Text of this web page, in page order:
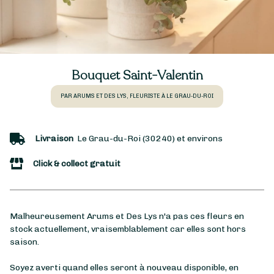
Bouquet Saint-Valentin
PAR ARUMS ET DES LYS, FLEURISTE À LE GRAU-DU-ROI
Livraison Le Grau-du-Roi (30240) et environs
Click & collect gratuit
Malheureusement Arums et Des Lys n'a pas ces fleurs en
stock actuellement, vraisemblablement car elles sont hors
saison.
Soyez averti quand elles seront à nouveau disponible, en